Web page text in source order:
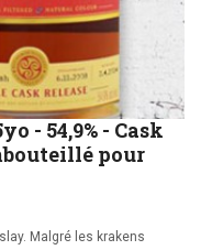
- 54,9% - Cask
pour
Malgré les krakens